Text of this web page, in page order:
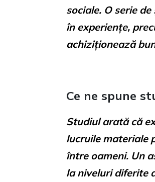
sociale. O serie
în experiențe,
achiziționează
Ce ne spune
Studiul arată că
lucruile materiale
între oameni. Un
la niveluri diferite